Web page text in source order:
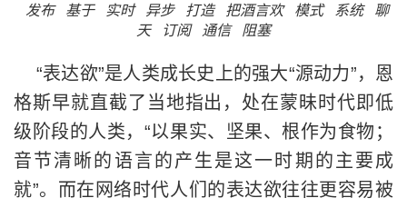
发布
基于 实时 异步 打造 把酒言欢 模式 系统
聊
天
订阅 通信 阻塞
“表达欲”是人类成长史上的强大“源动力”，恩
格斯早就直截了当地指出，处在蒙昧时代即低
级阶段的人类，“以果实、坚果、根作为食物；
音节清晰的语言的产生是这一时期的主要成
就”。而在网络时代人们的表达欲往往更容易被